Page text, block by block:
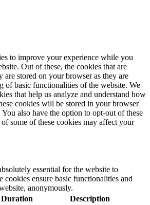
to improve your experience while you
Out of these, the cookies that are
are stored on your browser as they are
of basic functionalities of the website. We
that help us analyze and understand how
cookies will be stored in your browser
also have the option to opt-out of these
some of these cookies may affect your
essential for the website to
cookies ensure basic functionalities and
anonymously.
Duration Description